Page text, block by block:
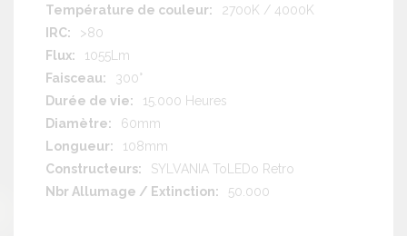
2700K / 4000K
>80
1055Lm
300°
15.000 Heures
60mm
108mm
SYLVANIA ToLEDo Retro
50.000